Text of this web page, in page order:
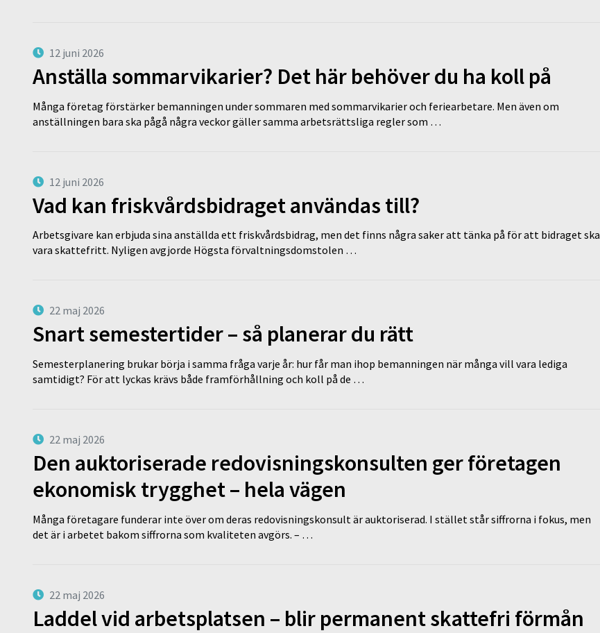
12 juni 2026
Anställa sommarvikarier? Det här behöver du ha koll på
Många företag förstärker bemanningen under sommaren med sommarvikarier och feriearbetare. Men även om
anställningen bara ska pågå några veckor gäller samma arbetsrättsliga regler som …
12 juni 2026
Vad kan friskvårdsbidraget användas till?
Arbetsgivare kan erbjuda sina anställda ett friskvårdsbidrag, men det finns några saker att tänka på för att bidraget ska
vara skattefritt. Nyligen avgjorde Högsta förvaltningsdomstolen …
22 maj 2026
Snart semestertider – så planerar du rätt
Semesterplanering brukar börja i samma fråga varje år: hur får man ihop bemanningen när många vill vara lediga
samtidigt? För att lyckas krävs både framförhållning och koll på de …
22 maj 2026
Den auktoriserade redovisningskonsulten ger företagen
ekonomisk trygghet – hela vägen
Många företagare funderar inte över om deras redovisningskonsult är auktoriserad. I stället står siffrorna i fokus, men
det är i arbetet bakom siffrorna som kvaliteten avgörs. – …
22 maj 2026
Laddel vid arbetsplatsen – blir permanent skattefri förmån